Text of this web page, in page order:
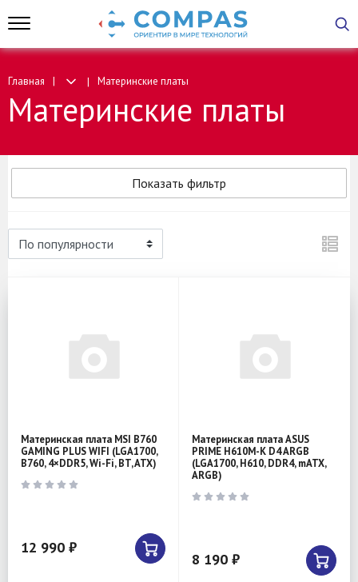
Главная Материнские платы
Материнские платы
Показать фильтр
Материнская плата MSI B760
GAMING PLUS WIFI (LGA1700,
B760, 4×DDR5, Wi-Fi, BT, ATX)
12 990 ₽
Материнская плата ASUS
PRIME H610M-K D4 ARGB
(LGA1700, H610, DDR4, mATX,
ARGB)
8 190 ₽